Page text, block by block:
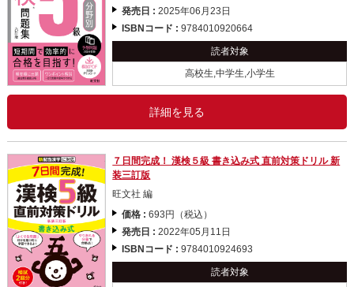
発売日 :2025年06月23日
ISBNコード :9784010920664
読者対象
高校生,中学生,小学生
詳細を見る
７日間完成！ 漢検５級 書き込み式 直前対策ドリル 新
装三訂版
旺文社 編
価格 :693円（税込）
発売日 :2022年05月11日
ISBNコード :9784010924693
読者対象